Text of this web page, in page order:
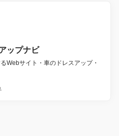
ップナビ
Webサイト・車のドレスアップ・